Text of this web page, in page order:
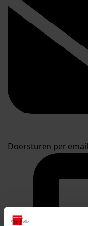
Doorsturen per email